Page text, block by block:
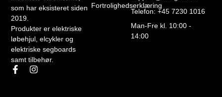
som har eksisteret siden
2019.
Produkter er elektriske
løbehjul, elcykler og
elektriske segboards
samt tilbehør.
Fortrolighedserklæring
Telefon: +45 7230 1016
Man-Fre kl. 10:00 -
14:00